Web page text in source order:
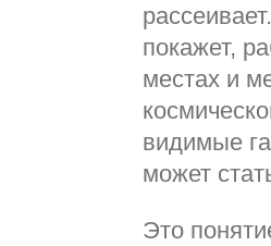
покажет,
местах и
видимые
может
Это